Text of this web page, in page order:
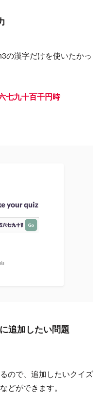
の漢字だけを使いたかっ
七九十百千円時
追加したい問題
ので、追加したいクイズ
どができます。